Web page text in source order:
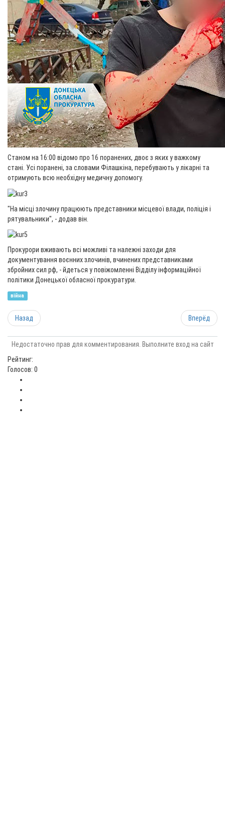
Станом на 16:00 відомо про 16 поранених, двоє з яких у важкому
стані. Усі поранені, за словами Філашкіна, перебувають у лікарні та
отримують всю необхідну медичну допомогу.
"На місці злочину працюють представники місцевої влади, поліція і
рятувальники", - додав він.
Прокурори вживають всі можливі та належні заходи для
документування воєнних злочинів, вчинених представниками
збройних сил рф, - йдеться у повіжомленні Відділу інформаційної
політики Донецької обласної прокуратури.
війна
Назад Вперёд
Недостаточно прав для комментирования. Выполните вход на сайт
Рейтинг:
Голосов: 0